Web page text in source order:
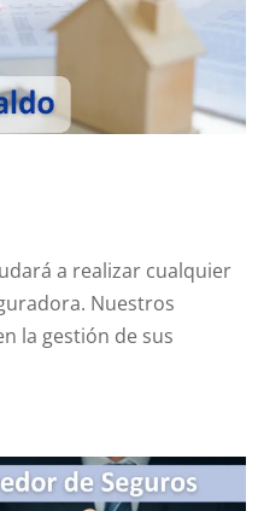
a realizar cualquier
Nuestros
la gestión de sus